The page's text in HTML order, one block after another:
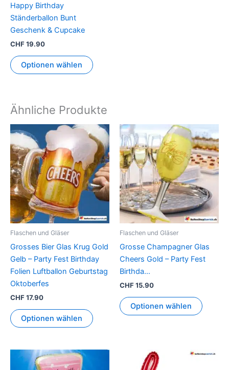
Happy Birthday
Ständerballon Bunt
Geschenk & Cupcake
CHF19.90
Optionen wählen
Ähnliche Produkte
Flaschen und Gläser
Grosses Bier Glas Krug Gold
Gelb – Party Fest Birthday
Folien Luftballon Geburtstag
Oktoberfes
CHF17.90
Optionen wählen
Flaschen und Gläser
Grosse Champagner Glas
Cheers Gold – Party Fest
Birthda…
CHF15.90
Optionen wählen
Dieses